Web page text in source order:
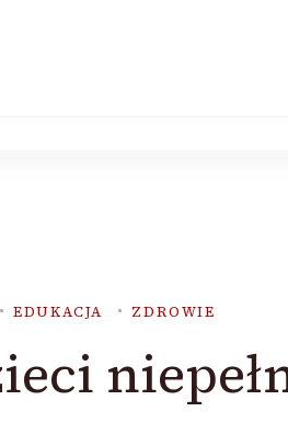
EDUKACJA ZDROWIE